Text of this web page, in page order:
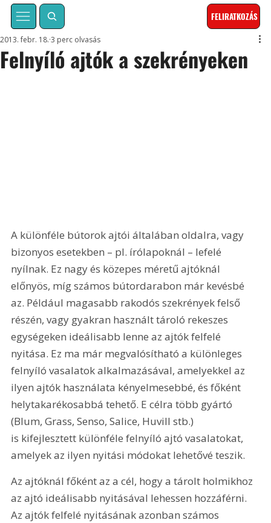
FELIRATKOZÁS
Felnyíló ajtók a szekrényeken
2013. febr. 18. 3 perc olvasás
A különféle bútorok ajtói általában oldalra, vagy
bizonyos esetekben – pl. írólapoknál – lefelé
nyílnak. Ez nagy és közepes méretű ajtóknál
előnyös, míg számos bútordarabon már kevésbé
az. Például magasabb rakodós szekrények felső
részén, vagy gyakran használt tároló rekeszes
egységeken ideálisabb lenne az ajtók felfelé
nyitása. Ez ma már megvalósítható a különleges
felnyíló vasalatok alkalmazásával, amelyekkel az
ilyen ajtók használata kényelmesebbé, és főként
helytakarékosabbá tehető. E célra több gyártó
(Blum, Grass, Senso, Salice, Huvill stb.)
is kifejlesztett különféle felnyíló ajtó vasalatokat,
amelyek az ilyen nyitási módokat lehetővé teszik.
Az ajtóknál főként az a cél, hogy a tárolt holmikhoz
az ajtó ideálisabb nyitásával lehessen hozzáférni.
Az ajtók felfelé nyitásának azonban számos